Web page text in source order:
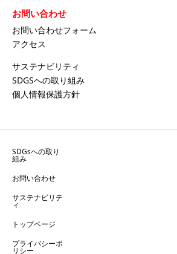
お問い合わせ
お問い合わせフォーム
アクセス
サステナビリティ
SDGSへの取り組み
個人情報保護方針
SDGsへの取り
組み
お問い合わせ
サステナビリテ
ィ
トップページ
プライバシーポ
リシー